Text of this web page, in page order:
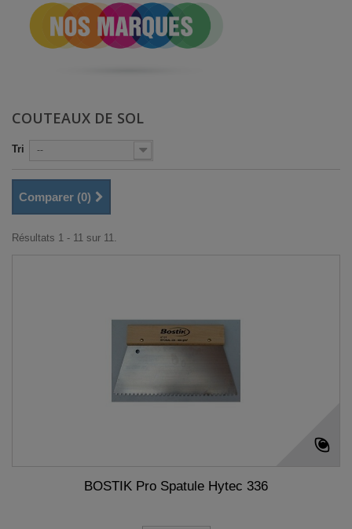
COUTEAUX DE SOL
Tri --
Comparer (0)
Résultats 1 - 11 sur 11.
BOSTIK Pro Spatule Hytec 336